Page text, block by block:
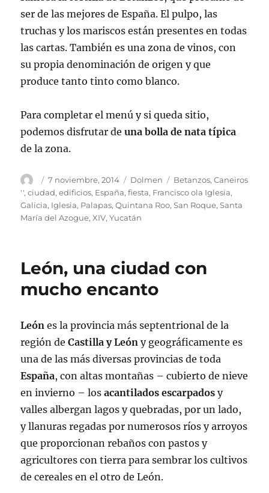
ser de las mejores de España. El pulpo, las
truchas y los mariscos están presentes en todas
las cartas. También es una zona de vinos, con
su propia denominación de origen y que
produce tanto tinto como blanco.
Para completar el menú y si queda sitio,
podemos disfrutar deuna bolla de nata típica
de la zona.
Autor
Publicado
el
7 noviembre, 2014 Categorías
Dolmen Etiquetas
Betanzos,Caneiros
'',ciudad,edificios, España,fiesta, Francisco ola Iglesia,
Galicia, Iglesia, Palapas,Quintana Roo,San Roque,Santa
María del Azogue,XIV,Yucatán
León, una ciudad con
mucho encanto
León es la provincia más septentrional de la
región deCastilla y León y geográficamente es
una de las más diversas provincias de toda
España, con altas montañas – cubierto de nieve
en invierno – losacantilados escarpados y
valles albergan lagos y quebradas, por un lado,
y llanuras regadas por numerosos ríos y arroyos
que proporcionan rebaños con pastos y
agricultores con tierra para sembrar los cultivos
de cereales en el otro de León.